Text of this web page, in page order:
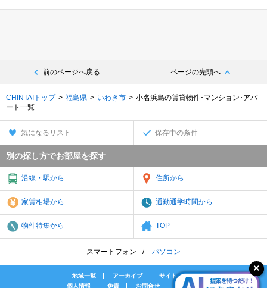
前のページへ戻る ページの先頭へ
CHINTAIトップ 福島県 いわき市
小名浜島の賃貸物件･マンション･アパ
ート一覧
気になるリスト 保存中の条件
別の探し方でお部屋を探す
沿線・駅から 住所から
家賃相場から 通勤通学時間から
物件特集から TOP
スマートフォン パソコン
地域一覧 アーカイブ
サイトマップ
個人情報
免責 お問合せ 会社案内